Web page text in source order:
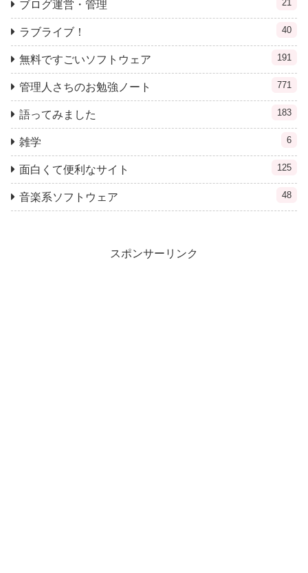
ブログ運営・管理 21
ラブライブ！ 40
無料ですごいソフトウェア 191
管理人さちのお勉強ノート 771
語ってみました 183
雑学 6
面白くて便利なサイト 125
音楽系ソフトウェア 48
スポンサーリンク